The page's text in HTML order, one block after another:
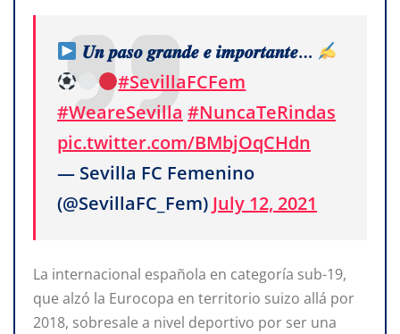
𝑼𝒏 𝒑𝒂𝒔𝒐 𝒈𝒓𝒂𝒏𝒅𝒆 𝒆 𝒊𝒎𝒑𝒐𝒓𝒕𝒂𝒏𝒕𝒆…
#SevillaFCFem
#WeareSevilla #NuncaTeRindas
pic.twitter.com/BMbjOqCHdn
— Sevilla FC Femenino
(@SevillaFC_Fem) July 12, 2021
La internacional española en categoría sub-19,
que alzó la Eurocopa en territorio suizo allá por
2018, sobresale a nivel deportivo por ser una